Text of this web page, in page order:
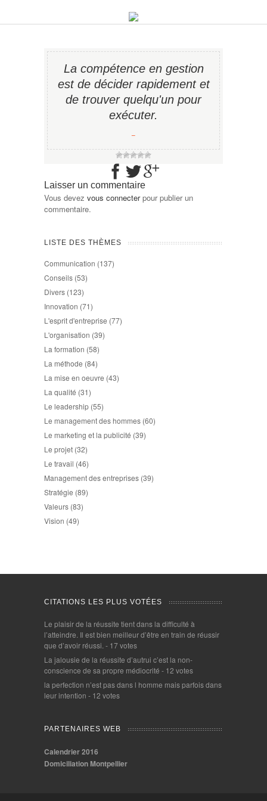
La compétence en gestion
est de décider rapidement et
de trouver quelqu'un pour
exécuter.
−
Laisser un commentaire
Vous devez vous connecterpour publier un
commentaire.
LISTE DES THÈMES
Communication (137)
Conseils (53)
Divers (123)
Innovation (71)
L'esprit d'entreprise (77)
L'organisation (39)
La formation (58)
La méthode (84)
La mise en oeuvre (43)
La qualité (31)
Le leadership (55)
Le management des hommes (60)
Le marketing et la publicité (39)
Le projet (32)
Le travail (46)
Management des entreprises (39)
Stratégie (89)
Valeurs (83)
Vision (49)
CITATIONS LES PLUS VOTÉES
Le plaisir de la réussite tient dans la difficulté à
l’atteindre. Il est bien meilleur d’être en train de réussir
que d’avoir réussi. - 17 votes
La jalousie de la réussite d’autrui c’est la non-
conscience de sa propre médiocrité - 12 votes
la perfection n’est pas dans l homme mais parfois dans
leur intention - 12 votes
PARTENAIRES WEB
Calendrier 2016
Domiciliation Montpellier